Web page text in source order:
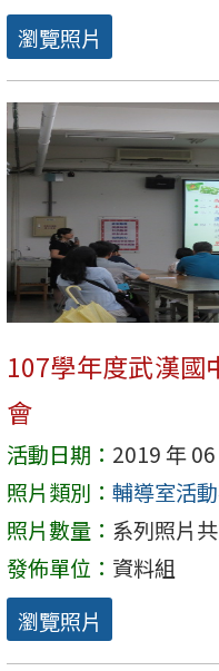
瀏覽照片
107學年度武漢國
會
活動日期： 2019 年
照片類別： 輔導室活
照片數量： 系列照片
發佈單位： 資料組
瀏覽照片